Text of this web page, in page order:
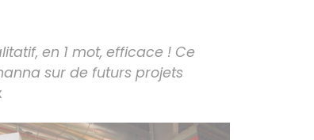
en 1 mot, efficace ! Ce
sur de futurs projets